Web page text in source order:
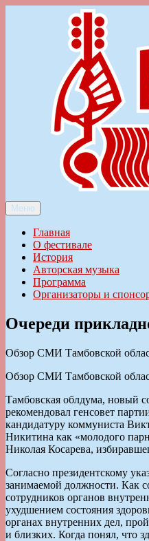
содержимому
Ильменский фестиваль
Меню
Главная
О фестивале
История
Авторская музыка
Программа
Организаторы и
Очереди
Обзор СМИ Тамбовской
Обзор СМИ Тамбовской
Тамбовская облдума, новый
рекомендовал генсовет
кандидатуру коммуниста
Никитина как «молодого
Николая Косарева,
Согласно президентскому
занимаемой должности. Как
сотрудников органов
ухудшением состояния
органах внутренних дел,
и близких. Когда понял, что